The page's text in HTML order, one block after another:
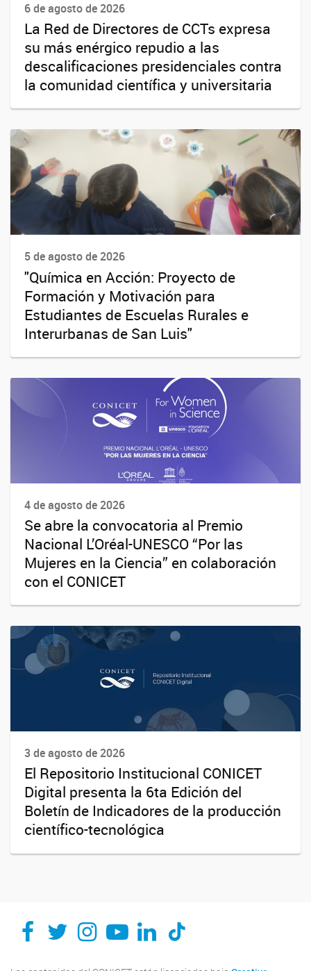
6 de agosto de 2026
La Red de Directores de CCTs expresa
su más enérgico repudio a las
descalificaciones presidenciales contra
la comunidad científica y universitaria
5 de agosto de 2026
"Química en Acción: Proyecto de
Formación y Motivación para
Estudiantes de Escuelas Rurales e
Interurbanas de San Luis"
4 de agosto de 2026
Se abre la convocatoria al Premio
Nacional L’Oréal-UNESCO “Por las
Mujeres en la Ciencia” en colaboración
con el CONICET
3 de agosto de 2026
El Repositorio Institucional CONICET
Digital presenta la 6ta Edición del
Boletín de Indicadores de la producción
científico-tecnológica